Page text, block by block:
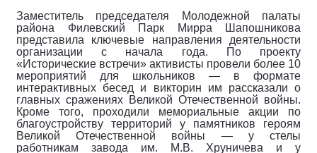
Заместитель председателя Молодежной палаты
района Филевский Парк Мирра Шапошникова
представила ключевые направления деятельности
организации с начала года. По проекту
«Исторические встречи» активисты провели более 10
мероприятий для школьников — в формате
интерактивных бесед и викторин им рассказали о
главных сражениях Великой Отечественной войны.
Кроме того, проходили мемориальные акции по
благоустройству территорий у памятников героям
Великой Отечественной войны — у стелы
работникам завода им. М.В. Хруничева и у